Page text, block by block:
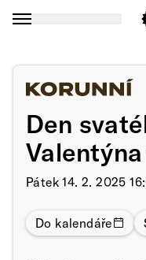
Den
Pátek 14. 2. 2025
Do kalendáře